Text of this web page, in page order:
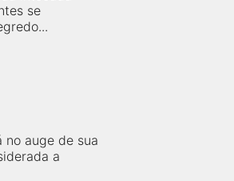
se
no auge de sua
a